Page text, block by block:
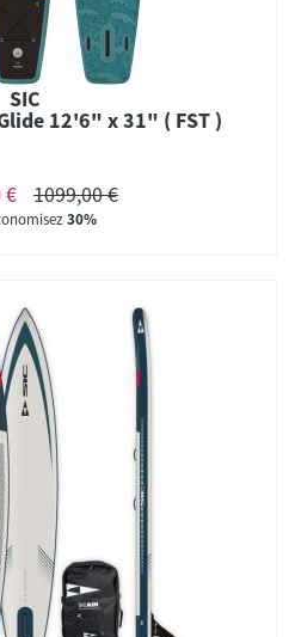
SIC
12'6" x 31" ( FST )
€ 1099,00 €
30%